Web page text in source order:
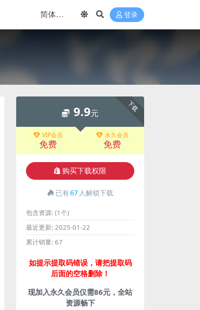
登录
下载
9.9元
VIP会员
免费
永久会员
免费
购买下载权限
已有67 人解锁下载
包含资源: (1个)
最近更新: 2025-01-22
累计销量: 67
如提示提取码错误，请把提取码
后面的空格删除！
现加入永久会员仅需86元，全站
资源畅下